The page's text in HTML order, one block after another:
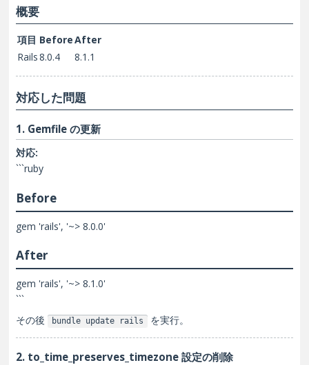
概要
項目 BeforeAfter
Rails8.0.4 8.1.1
対応した問題
1. Gemfile の更新
対応:
```ruby
Before
gem 'rails', '~> 8.0.0'
After
gem 'rails', '~> 8.1.0'
```
その後
bundle update rails を実行。
2. to_time_preserves_timezone 設定の削除